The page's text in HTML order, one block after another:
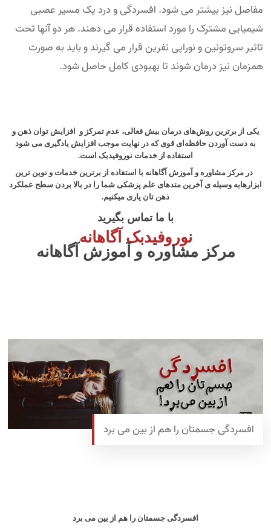
مفاصل نیز بیشتر می شود. افسردگی و درد یک مسیر عصبی
شیمیایی مشترک را مورد استفاده قرار می دهند. هر دو آنها تحت
تاثیر سروتونین و نوراپی نفرین قرار می گیرند و باید به صورت
همزمان نیز درمان شوند تا بهبودی کامل حاصل شود.
یکی از برترین روش‌های درمان بیش فعالی، عدم تمرکز و افزایش توان ذهن و
به دست آوردن حافظه‌ای قوی که در نهایت موجب افزایش یادگیری می شود
استفاده از خدمات نوروفیدبک است.
در مرکز مشاوره و آموزش آگاهانه با استفاده از برترین خدمات و نوین ترین
ابزارهابه وسیله ی آخرین متدهای علم پزشکی شما را در بالا بردن سطح عملکرد
ذهن تان یاری میکنیم.
با ما تماس بگیرید
نوروفیدبک آگاهانه
مرکز مشاوره و آموزش آگاهانه
افسردگی جسمتان را هم از بین می برد
افسردگی جسمتان را هم از بین می برد